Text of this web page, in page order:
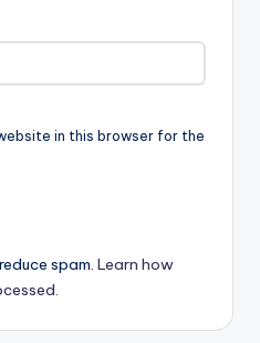
in this browser for the
spam. Learn how